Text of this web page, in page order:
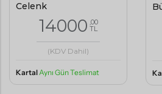
Çelenk
14000 ,00
TL
(KDV Dahil)
KartalAynı Gün Teslimat